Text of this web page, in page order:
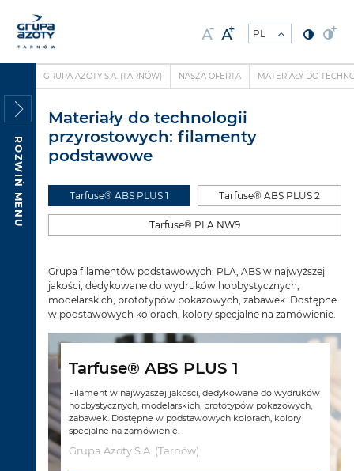
ROZWIŃ MENU
GRUPA AZOTY S.A. (TARNÓW) NASZA OFERTA MATERIAŁY DO
Materiały do technologii
przyrostowych: filamenty
podstawowe
Tarfuse® ABS PLUS 1 Tarfuse® ABS PLUS 2
Tarfuse® PLA NW9
Grupa filamentów podstawowych: PLA, ABS w najwyższej
jakości, dedykowane do wydruków hobbystycznych,
modelarskich, prototypów pokazowych, zabawek. Dostępne
w podstawowych kolorach, kolory specjalne na zamówienie.
Tarfuse® ABS PLUS 1
Filament w najwyższej jakości, dedykowane do wydruków
hobbystycznych, modelarskich, prototypów pokazowych,
zabawek. Dostępne w podstawowych kolorach, kolory
specjalne na zamówienie.
Grupa Azoty S.A. (Tarnów)